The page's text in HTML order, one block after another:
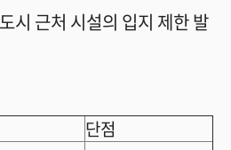
시 근처 시설의 입지 제한 발
단점